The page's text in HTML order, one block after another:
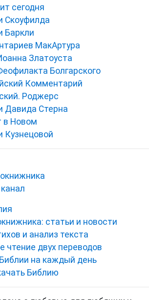
сегодня
Скоуфилда
Баркли
МакАртура
Златоуста
Болгарского
Комментарий
Роджерс
Давида Стерна
в Новом
Кузнецовой
статьи и новости
и анализ текста
чтение двух переводов
на каждый день
Библию